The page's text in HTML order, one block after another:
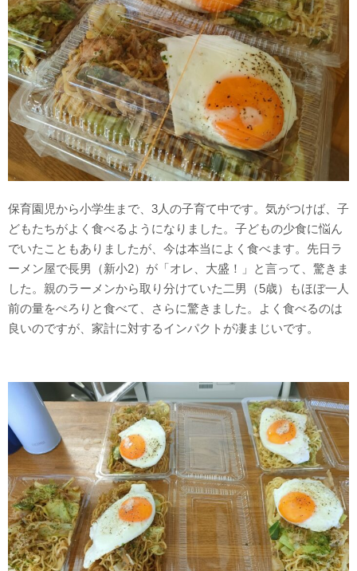
保育園児から小学生まで、3人の子育て中です。気がつけば、子
どもたちがよく食べるようになりました。子どもの少食に悩ん
でいたこともありましたが、今は本当によく食べます。先日ラ
ーメン屋で長男（新小2）が「オレ、大盛！」と言って、驚きま
した。親のラーメンから取り分けていた二男（5歳）もほぼ一人
前の量をぺろりと食べて、さらに驚きました。よく食べるのは
良いのですが、家計に対するインパクトが凄まじいです。